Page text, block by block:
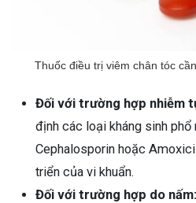
Thuốc điều trị viêm chân tóc
Đối với trường hợp nhiễm
định các loại kháng sinh phổ
Cephalosporin hoặc
triển của vi khuẩn.
Đối với trường hợp do nấm: